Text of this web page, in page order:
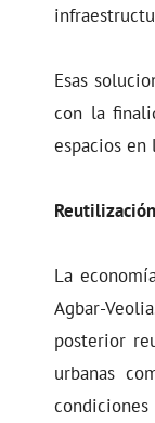
Esas
con la
espacios en
La
Agbar-
posterior
urbanas